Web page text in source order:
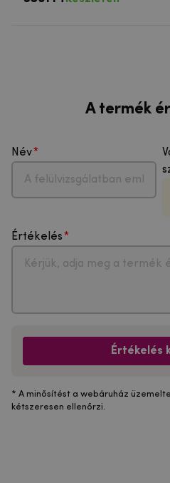
A termék
Név
Értékelés
Értékelés
* A minősítést a webáruház
kétszeresen ellenőrzi.